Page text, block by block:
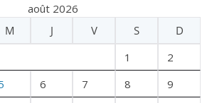
août 2026
M J V S
D
1
2
6 7 8
9